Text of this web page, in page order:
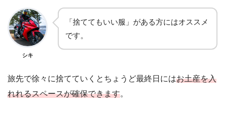
シキ
「捨ててもいい服」がある方にはオススメ
です。
旅先で徐々に捨てていくとちょうど最終日にはお土産を入
れれるスペースが確保できます。